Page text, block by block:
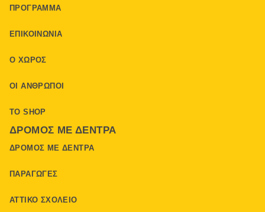
ΠΡΌΓΡΑΜΜΑ
ΕΠΙΚΟΙΝΩΝΊΑ
Ο ΧΏΡΟΣ
ΟΙ ΆΝΘΡΩΠΟΙ
ΤΟ SHOP
ΔΡΌΜΟΣ ΜΕ ΔΈΝΤΡΑ
ΔΡΌΜΟΣ ΜΕ ΔΈΝΤΡΑ
ΠΑΡΑΓΩΓΈΣ
ΑΤΤΙΚΌ ΣΧΟΛΕΊΟ